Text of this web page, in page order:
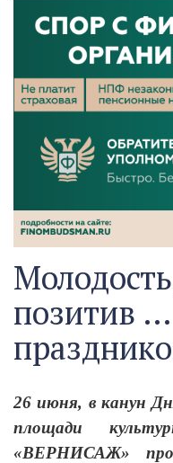
позитив
26 июня, в канун
площади
«ВЕРНИСАЖ»